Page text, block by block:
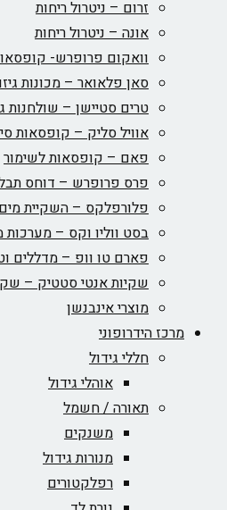
זרום – ניטרול ריחות
אונה – ניטרול ריחות
וואקום פרופרש-
סאן פלאואר – מכונות
טרים סטיישן – שולחנות
אוויל סליק – קופסאות
פאם – קופסאות לשימור
פרס פרופרש – דוחס
פלורפלקס – השקיית
בסט ווליו וקס – מערכות
פארם טו וופ – מדללים
שקיות אנטי סטטיק –
מוצרי אינבנשן
מרכז הידרופוני
חללי גידול
אוהלי גידול
תאורה / חשמל
משנקים
מנורות גידול
רפלקטורים